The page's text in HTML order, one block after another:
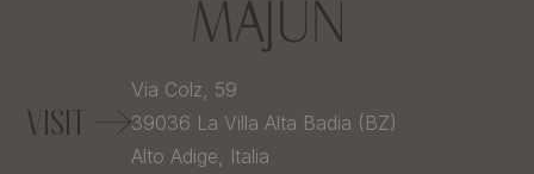
VISIT
Via Colz, 59
39036 La Villa Alta Badia (BZ)
Alto Adige, Italia